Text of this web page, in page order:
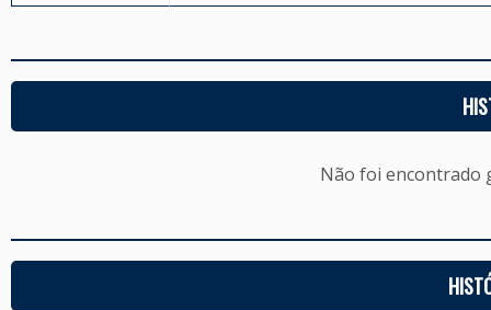
Não foi encontrado